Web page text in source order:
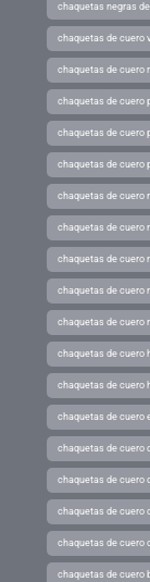
chaquetas negras
chaquetas de cuero
chaquetas de cuero
chaquetas de cuero
chaquetas de cuero
chaquetas de cuero
chaquetas de cuero
chaquetas de cuero
chaquetas de cuero
chaquetas de cuero
chaquetas de cuero
chaquetas de cuero
chaquetas de cuero
chaquetas de cuero
chaquetas de cuero
chaquetas de cuero
chaquetas de cuero
chaquetas de cuero
chaquetas de cuero